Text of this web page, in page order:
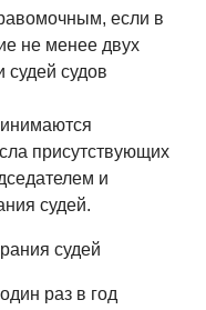
если в
не менее двух
судей судов
присутствующих
и
судей.
судей
раз в год